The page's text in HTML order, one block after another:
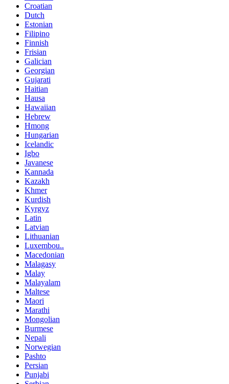
Croatian
Dutch
Estonian
Filipino
Finnish
Frisian
Galician
Georgian
Gujarati
Haitian
Hausa
Hawaiian
Hebrew
Hmong
Hungarian
Icelandic
Igbo
Javanese
Kannada
Kazakh
Khmer
Kurdish
Kyrgyz
Latin
Latvian
Lithuanian
Luxembou..
Macedonian
Malagasy
Malay
Malayalam
Maltese
Maori
Marathi
Mongolian
Burmese
Nepali
Norwegian
Pashto
Persian
Punjabi